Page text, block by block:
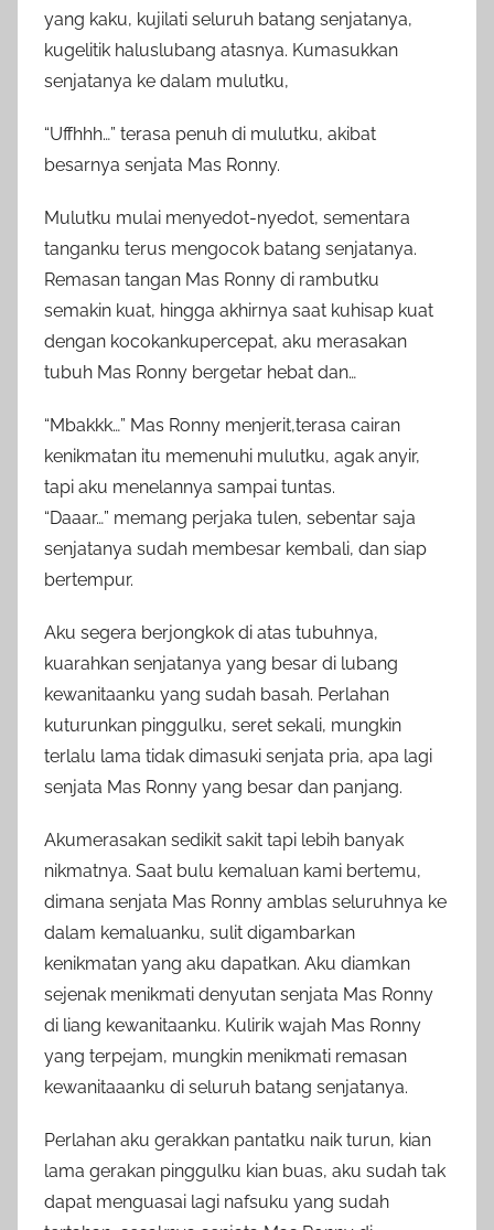
yang kaku, kujilati seluruh batang senjatanya,
kugelitik haluslubang atasnya. Kumasukkan
senjatanya ke dalam mulutku,
“Uffhhh…” terasa penuh di mulutku, akibat
besarnya senjata Mas Ronny.
Mulutku mulai menyedot-nyedot, sementara
tanganku terus mengocok batang senjatanya.
Remasan tangan Mas Ronny di rambutku
semakin kuat, hingga akhirnya saat kuhisap kuat
dengan kocokankupercepat, aku merasakan
tubuh Mas Ronny bergetar hebat dan…
“Mbakkk…” Mas Ronny menjerit,terasa cairan
kenikmatan itu memenuhi mulutku, agak anyir,
tapi aku menelannya sampai tuntas.
“Daaar…” memang perjaka tulen, sebentar saja
senjatanya sudah membesar kembali, dan siap
bertempur.
Aku segera berjongkok di atas tubuhnya,
kuarahkan senjatanya yang besar di lubang
kewanitaanku yang sudah basah. Perlahan
kuturunkan pinggulku, seret sekali, mungkin
terlalu lama tidak dimasuki senjata pria, apa lagi
senjata Mas Ronny yang besar dan panjang.
Akumerasakan sedikit sakit tapi lebih banyak
nikmatnya. Saat bulu kemaluan kami bertemu,
dimana senjata Mas Ronny amblas seluruhnya ke
dalam kemaluanku, sulit digambarkan
kenikmatan yang aku dapatkan. Aku diamkan
sejenak menikmati denyutan senjata Mas Ronny
di liang kewanitaanku. Kulirik wajah Mas Ronny
yang terpejam, mungkin menikmati remasan
kewanitaaanku di seluruh batang senjatanya.
Perlahan aku gerakkan pantatku naik turun, kian
lama gerakan pinggulku kian buas, aku sudah tak
dapat menguasai lagi nafsuku yang sudah